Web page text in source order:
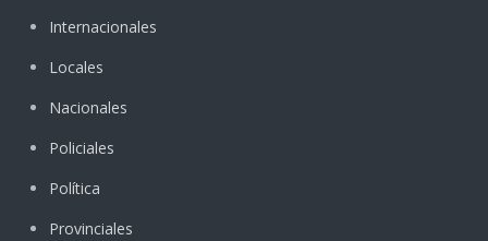
Internacionales
Locales
Nacionales
Policiales
Política
Provinciales